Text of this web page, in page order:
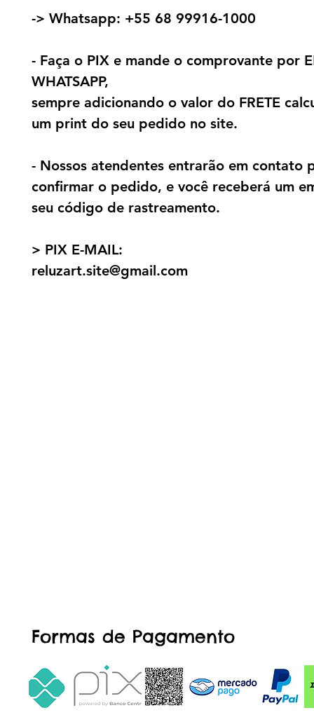
-> Whatsapp: +55 68 99916-1000
- Faça o PIX e mande o comprovante por
WHATSAPP,
sempre adicionando o valor do FRETE
um print do seu pedido no site.
- Nossos atendentes entrarão em contato
confirmar o pedido, e você receberá um
seu código de rastreamento.
> PIX E-MAIL:
reluzart.site@gmail.com
Formas de Pagamento